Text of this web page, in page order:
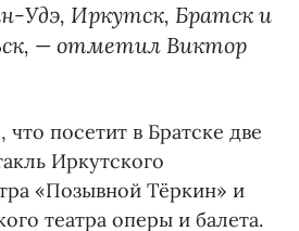
Удэ, Иркутск, Братск и
— отметил Виктор
посетит в Братске две
Иркутского
«Позывной Тёркин» и
театра оперы и балета.